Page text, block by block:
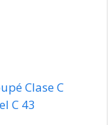
Clase C
C 43